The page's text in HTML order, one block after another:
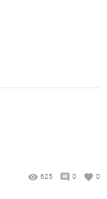
625 0 0